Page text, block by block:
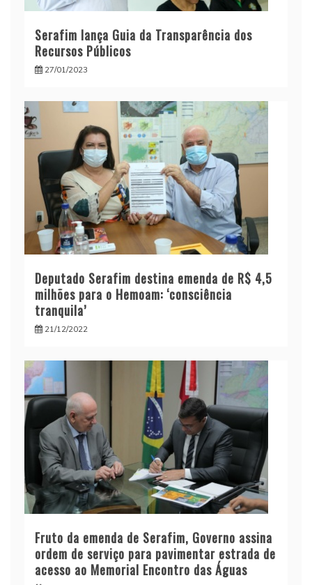
Serafim lança Guia da Transparência dos
Recursos Públicos
27/01/2023
Deputado Serafim destina emenda de R$ 4,5
milhões para o Hemoam: ‘consciência
tranquila’
21/12/2022
Fruto da emenda de Serafim, Governo assina
ordem de serviço para pavimentar estrada de
acesso ao Memorial Encontro das Águas